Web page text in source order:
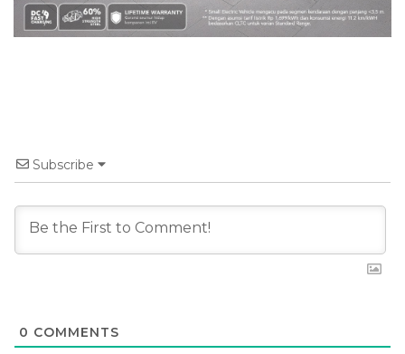
Subscribe
0 COMMENTS